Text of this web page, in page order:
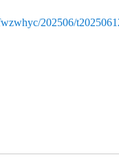
202506/